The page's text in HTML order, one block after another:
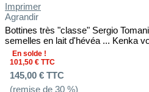
Imprimer
Agrandir
Bottines très "classe" Sergio
semelles en lait d'hévéa ... Kenka
En solde !
101,50 € TTC
145,00 €TTC
(remise de 30%)